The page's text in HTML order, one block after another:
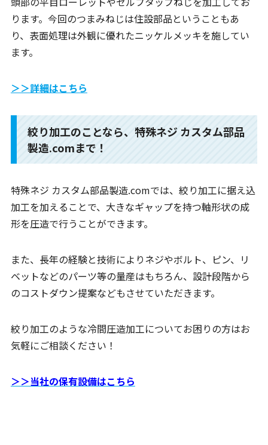
ります。今回のつまみねじは住設部品ということもあ
り、表面処理は外観に優れたニッケルメッキを施してい
ます。
＞＞詳細はこちら
絞り加工のことなら、特殊ネジ カスタム部品
製造.comまで！
特殊ネジ カスタム部品製造.comでは、絞り加工に据え込
加工を加えることで、大きなギャップを持つ軸形状の成
形を圧造で行うことができます。
また、長年の経験と技術によりネジやボルト、ピン、リ
ベットなどのパーツ等の量産はもちろん、設計段階から
のコストダウン提案などもさせていただきます。
絞り加工のような冷間圧造加工についてお困りの方はお
気軽にご相談ください！
＞＞当社の保有設備はこちら